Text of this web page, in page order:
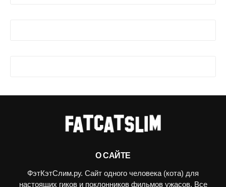
О САЙТЕ
ФэтКэтСлим.ру. Сайт одного человека (кота) для
настоящих гиков и поклонников фильмов ужасов. Все